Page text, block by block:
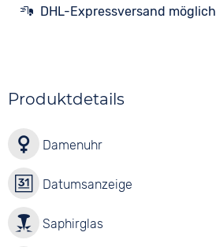
DHL-Expressversand möglich
Produktdetails
Damenuhr
Datumsanzeige
Saphirglas